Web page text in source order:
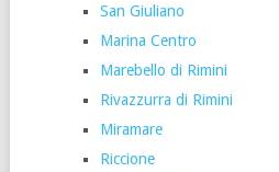
San Giuliano
Marina Centro
Marebello di Rimini
Rivazzurra di Rimini
Miramare
Riccione